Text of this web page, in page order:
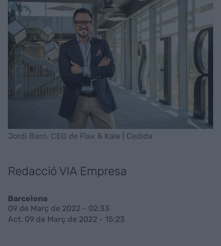
Jordi Barri, CEO de Flax & Kale | Cedida
Redacció VIA Empresa
Barcelona
09 de Març de 2022 - 02:33
Act. 09 de Març de 2022 - 15:23